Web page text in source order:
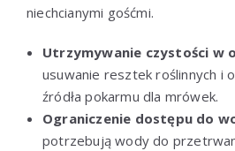
niechcianymi gośćmi.
Utrzymywanie czystości w
usuwanie resztek roślinnych i
źródła pokarmu dla mrówek.
Ograniczenie dostępu do
potrzebują wody do